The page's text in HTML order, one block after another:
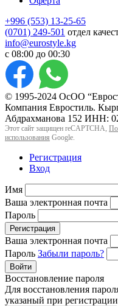
+996 (553) 13-25-65
(0701) 249-501 отдел
info@eurostyle.kg
с 08:00 до 00:30
© 1995-2024 ОсОО
Компания Евростиль.
Абдрахманова 152 ИНН:
Этот сайт защищен reCAPTCHA,
использования Google.
Регистрация
Вход
Имя
Ваша электронная почта
Пароль
Регистрация
Ваша электронная почта
Пароль Забыли пароль?
Войти
Восстановление пароля
Для восстановления
указаный при регистрации